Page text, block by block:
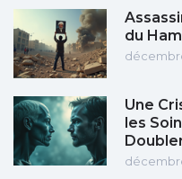
du
Une
les